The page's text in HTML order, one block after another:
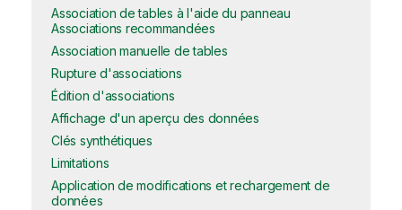
Association de tables à l'aide du panneau
Associations recommandées
Association manuelle de tables
Rupture d'associations
Édition d'associations
Affichage d'un aperçu des données
Clés synthétiques
Limitations
Application de modifications et rechargement de
données